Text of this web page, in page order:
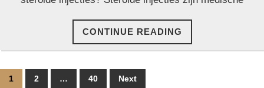
CONTINUE READING
READING
Posts
1 2 … 40 Next